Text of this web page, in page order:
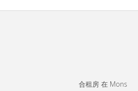
合租房 在 Mons